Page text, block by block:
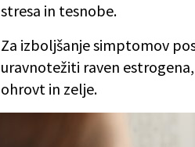
stresa in tesnobe.
Za izboljšanje simptomov
uravnotežiti raven
ohrovt in zelje.